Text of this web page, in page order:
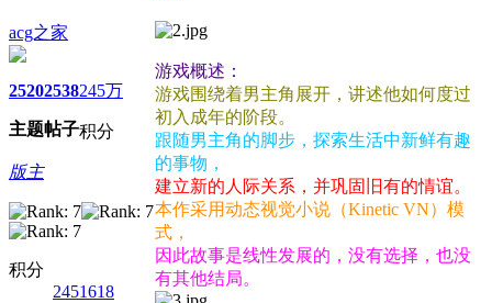
acg之家
2520
主题
2538
帖子
245万
积分
版主
积分
2451618
游戏概述：
游戏围绕着男主角展开，讲述他如何度过
初入成年的阶段。
跟随男主角的脚步，探索生活中新鲜有趣
的事物，
建立新的人际关系，并巩固旧有的情谊。
本作采用动态视觉小说（Kinetic VN）模
式，
因此故事是线性发展的，没有选择，也没
有其他结局。